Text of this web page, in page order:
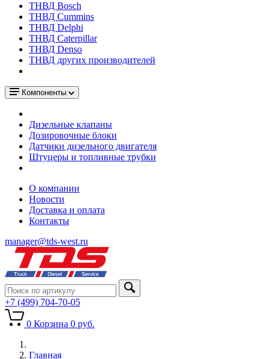
ТНВД Bosch
ТНВД Cummins
ТНВД Delphi
ТНВД Caterpillar
ТНВД Denso
ТНВД других производителей
Компоненты
Дизельные клапаны
Дозировочные блоки
Датчики дизельного двигателя
Штуцеры и топливные трубки
О компании
Новости
Доставка и оплата
Контакты
manager@tds-west.ru
+7 (499) 704-70-05
0 Корзина 0 руб.
Главная